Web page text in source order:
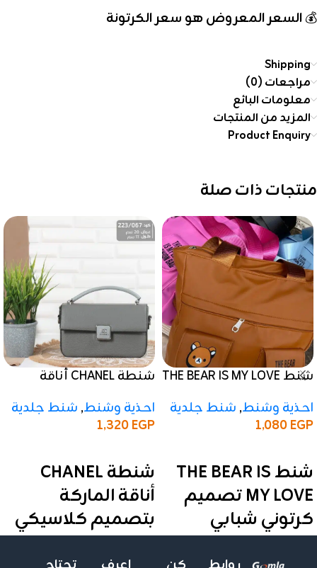
💰السعر المعروض هو سعر الكرتونة
Shipping
مراجعات (0)
معلومات البائع
المزيد من المنتجات
Product Enquiry
منتجات ذات صلة
شنط THE BEAR IS MY LOVE
احذية وشنط, شنط جلدية
1,080EGP
شنط THE BEAR IS
MY LOVE تصميم
كرتوني شبابي
شنطة CHANEL أناقة
كلاسيكي رمادي
احذية وشنط, شنط جلدية
1,320EGP
شنطة CHANEL
أناقة الماركة
بتصميم كلاسيكي
رمادي